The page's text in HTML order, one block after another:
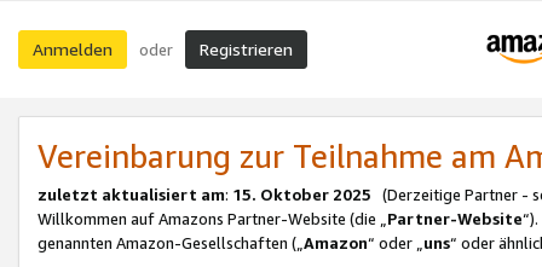
Anmelden oder Registrieren
Vereinbarung zur Teilnahme am
zuletzt aktualisiert am: 15. Oktober 2025 (Derzeitige Partner -
Willkommen auf Amazons Partner-Website (die „Partner-Website
genannten Amazon-Gesellschaften („Amazon“ oder „uns“ oder